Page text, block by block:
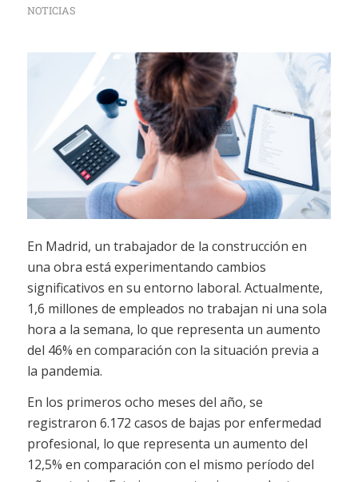
NOTICIAS
En Madrid, un trabajador de la construcción en
una obra está experimentando cambios
significativos en su entorno laboral. Actualmente,
1,6 millones de empleados no trabajan ni una sola
hora a la semana, lo que representa un aumento
del 46% en comparación con la situación previa a
la pandemia.
En los primeros ocho meses del año, se
registraron 6.172 casos de bajas por enfermedad
profesional, lo que representa un aumento del
12,5% en comparación con el mismo período del